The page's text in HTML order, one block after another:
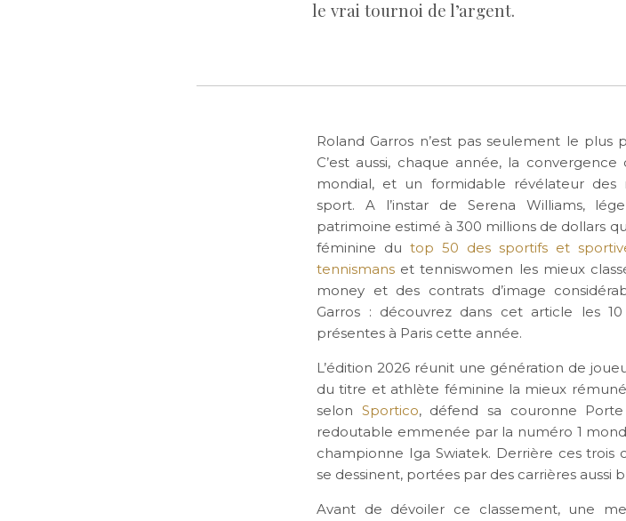
le vrai tournoi de l’argent.
Roland Garros n’est pas seulement le plus
C’est aussi, chaque année, la
mondial, et un formidable révélateur des
sport. A l’instar de Serena Williams,
patrimoine estimé à 300 millions de dollars
féminine dutop 50 des sportifs et
tennismans et tenniswomen les mieux
money et des contrats d’image
Garros : découvrez dans cet article les
présentes à Paris cette année.
L’édition 2026 réunit une génération de
du titre et athlète féminine la mieux
selon Sportico, défend sa couronne
redoutable emmenée par la numéro 1
championne Iga Swiatek. Derrière ces trois
se dessinent, portées par des carrières aussi
Avant de dévoiler ce classement, une